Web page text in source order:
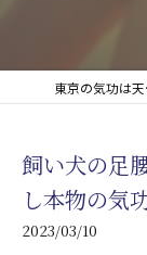
東京
飼い犬の足
し本物の気
2023/03/10